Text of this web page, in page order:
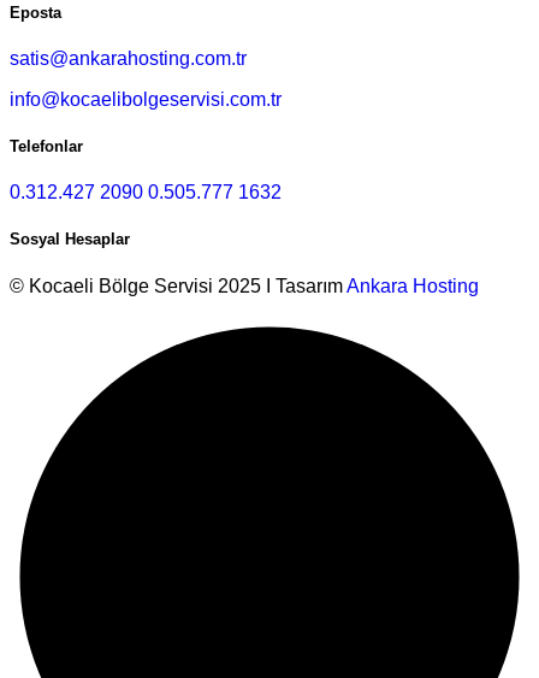
Eposta
satis@ankarahosting.com.tr
info@kocaelibolgeservisi.com.tr
Telefonlar
0.312.427 2090 0.505.777 1632
Sosyal Hesaplar
© Kocaeli Bölge Servisi 2025 I TasarımAnkara Hosting